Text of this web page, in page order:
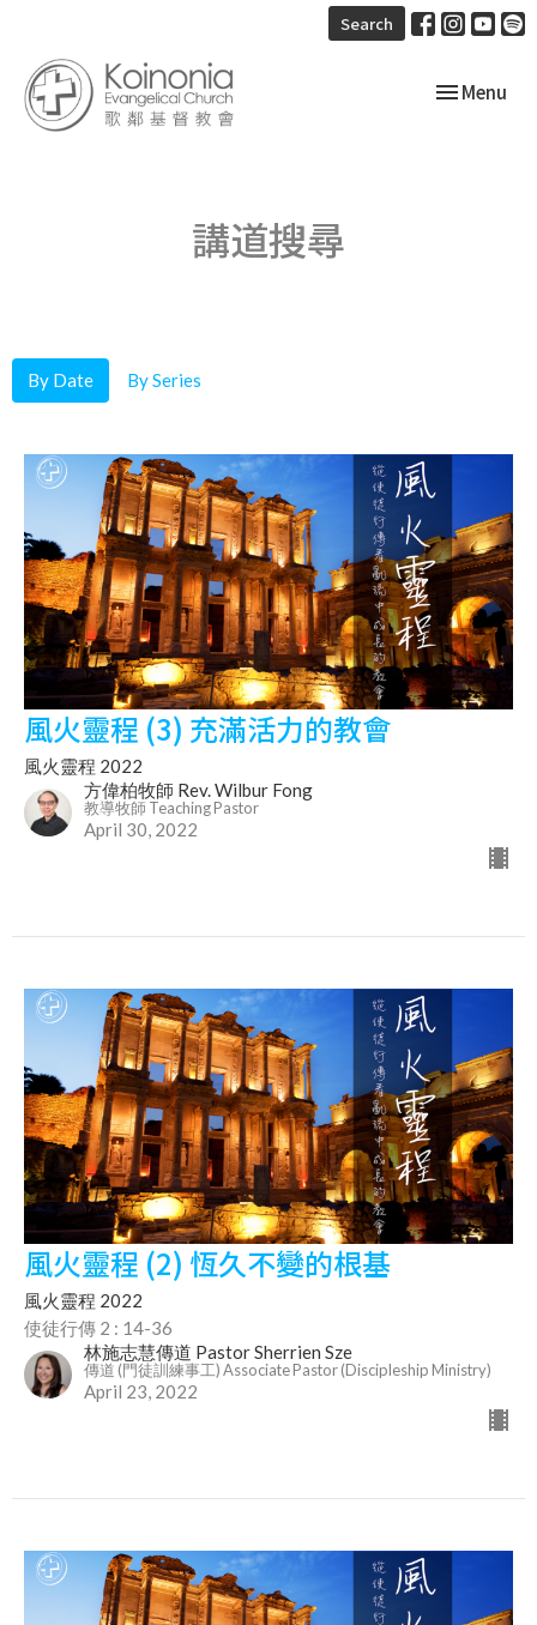
Search
Toggle
Menu
講道搜尋
By Date By Series
風火靈程 (3) 充滿活力的教會
風火靈程 2022
方偉柏牧師 Rev. Wilbur Fong
教導牧師 Teaching Pastor
April 30, 2022
風火靈程 (2) 恆久不變的根基
風火靈程 2022
使徒行傳 2 : 14-36
林施志慧傳道 Pastor Sherrien Sze
傳道 (門徒訓練事工) Associate Pastor (Discipleship Ministry)
April 23, 2022